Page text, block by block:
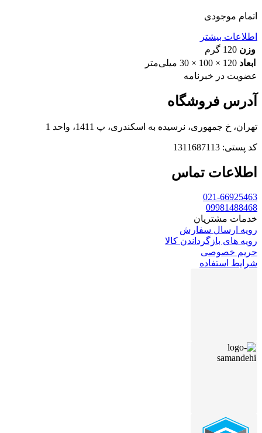
اتمام موجودی
اطلاعات بیشتر
وزن 120 گرم
ابعاد 120 × 100 × 30 میلی‌متر
عضویت در خبرنامه
آدرس فروشگاه
تهران، خ جمهوری، نرسیده به اسکندری، پ 1411، واحد 1
کد پستی: 1311687113
اطلاعات تماس
021-66925463
09981488468
خدمات مشتریان
رویه ارسال سفارش
رویه های بازگرداندن کالا
حریم خصوصی
شرایط استفاده